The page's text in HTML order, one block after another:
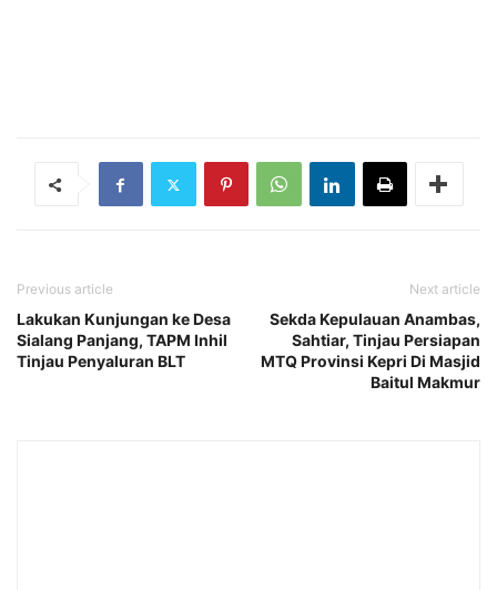
Previous article
Lakukan Kunjungan ke Desa
Sialang Panjang, TAPM Inhil
Tinjau Penyaluran BLT
Next article
Sekda Kepulauan Anambas,
Sahtiar, Tinjau Persiapan
MTQ Provinsi Kepri Di Masjid
Baitul Makmur